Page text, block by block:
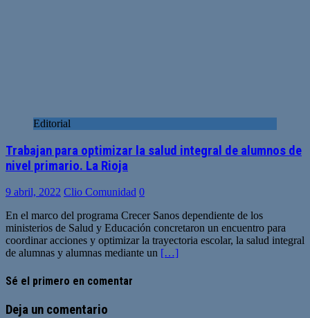
Editorial
Trabajan para optimizar la salud integral de alumnos de
nivel primario. La Rioja
9 abril, 2022 Clio Comunidad 0
En el marco del programa Crecer Sanos dependiente de los
ministerios de Salud y Educación concretaron un encuentro para
coordinar acciones y optimizar la trayectoria escolar, la salud integral
de alumnas y alumnas mediante un […]
Sé el primero en comentar
Deja un comentario